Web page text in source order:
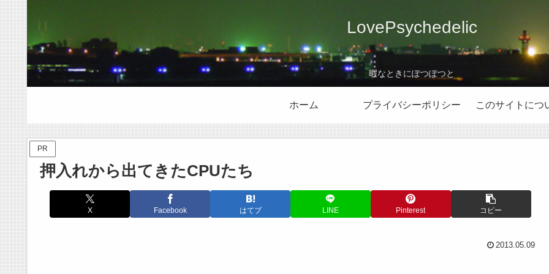
LovePsychedelic
暇なときにぽつぽつと
ホーム プライバシーポリシー このサイトにつ
PR
押入れから出てきたCPUたち
X Facebook はてブ LINE Pinterest コピー
2013.05.09